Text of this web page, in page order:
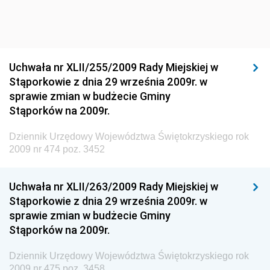
Dziennik Urzędowy Ministra Budownictwa i Przemysłu
Materiałów Budowlanych
Dziennik Urzędowy Ministra Infrastruktury i Rozwoju
Dziennik Urzędowy Głównego Inspektoratu Ochrony
Środowiska
Dziennik Urzędowy Generalnej Dyrekcji Ochrony
Dziennik Urzędowy Ministerstwa Administracji,
Gospodarki Terenowej i Ochrony Środowiska
Dziennik Urzędowy Ministerstwa Administracji i
Gospodarki Przestrzennej
Dziennik Urzędowy Unii Europejskiej, L
Uchwała nr XLII/255/2009 Rady Miejskiej w
Stąporkowie z dnia 29 września 2009r. w
sprawie zmian w budżecie Gminy
Stąporków na 2009r.
Dziennik Urzędowy Województwa Świętokrzyskiego rok
2009 nr 474 poz. 3452
Uchwała nr XLII/263/2009 Rady Miejskiej w
Stąporkowie z dnia 29 września 2009r. w
sprawie zmian w budżecie Gminy
Stąporków na 2009r.
Dziennik Urzędowy Województwa Świętokrzyskiego rok